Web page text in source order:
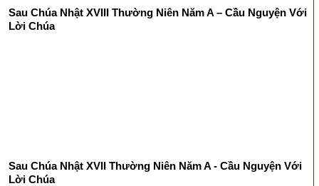
Sau Chúa Nhật XVIII Thường Niên Năm A – Cầu Nguyện Với
Lời Chúa
Sau Chúa Nhật XVII Thường Niên Năm A - Cầu Nguyện Với
Lời Chúa